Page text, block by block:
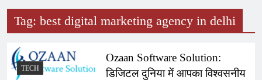
Tag: best digital marketing agency in delhi
TECH
Ozaan Software Solution:
डिजिटल दुनिया में आपका विश्वसनीय